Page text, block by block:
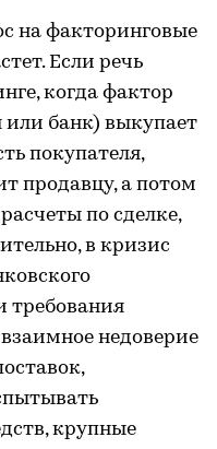
на факторинговые
Если речь
когда фактор
банк) выкупает
покупателя,
продавцу, а потом
по сделке,
в кризис
требования
взаимное недоверие
крупные